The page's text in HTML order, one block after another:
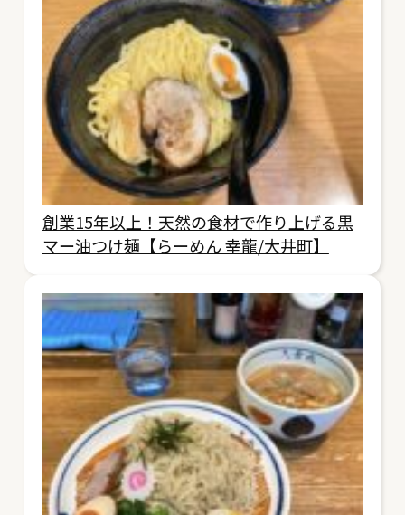
創業15年以上！天然の食材で作り上げる黒
マー油つけ麺【らーめん 幸龍/大井町】